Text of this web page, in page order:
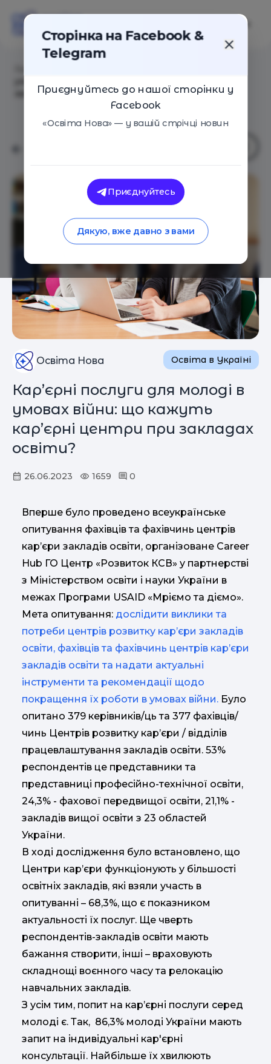
закладах освіти?
Освіта Нова Освіта в Україні
Кар’єрні послуги для молоді в
умовах війни: що кажуть
кар’єрні центри при закладах
освіти?
26.06.2023 1659 0
Вперше було проведено всеукраїнське
опитування фахівців та фахівчинь центрів
кар’єри закладів освіти, організоване Career
Hub ГО Центр «Розвиток КСВ» у партнерстві
з Міністерством освіти і науки України в
межах Програми USAID «Мріємо та діємо».
Мета опитування: дослідити виклики та
потреби центрів розвитку кар’єри закладів
освіти, фахівців та фахівчинь центрів кар’єри
закладів освіти та надати актуальні
інструменти та рекомендації щодо
покращення їх роботи в умовах війни. Було
опитано 379 керівників/ць та 377 фахівців/
чинь Центрів розвитку кар’єри / відділів
працевлаштування закладів освіти. 53%
респондентів це представники та
представниці професійно-технічної освіти,
24,3% - фахової передвищої освіти, 21,1% -
закладів вищої освіти з 23 областей
України.
В ході дослідження було встановлено, що
Центри кар’єри функціонують у більшості
освітніх закладів, які взяли участь в
опитуванні – 68,3%, що є показником
актуальності їх послуг. Ще чверть
респондентів-закладів освіти мають
бажання створити, інші – враховують
складнощі воєнного часу та релокацію
навчальних закладів.
З усім тим, попит на кар’єрні послуги серед
молоді є. Так, 86,3% молоді України мають
запит на індивідуальні кар'єрні
консультації. Найбільше їх хвилюють
Сторінка на Facebook &
Telegram
Приєднуйтесь до нашої сторінки у
Facebook
«Освіта Нова» — у вашій стрічці новин
Приєднуйтесь
Дякую, вже давно з вами